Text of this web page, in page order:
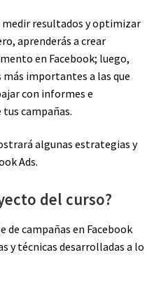
resultados y optimizar
aprenderás a crear
en Facebook; luego,
más importantes a las que
con informes e
campañas.
algunas estrategias y
Ads.
del curso?
de campañas en Facebook
y técnicas desarrolladas a lo